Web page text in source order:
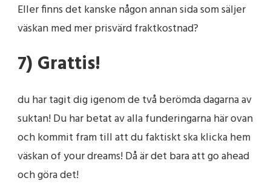
Eller finns det kanske någon annan sida som säljer
väskan med mer prisvärd fraktkostnad?
7) Grattis!
du har tagit dig igenom de två berömda dagarna av
suktan! Du har betat av alla funderingarna här ovan
och kommit fram till att du faktiskt ska klicka hem
väskan of your dreams! Då är det bara att go ahead
och göra det!